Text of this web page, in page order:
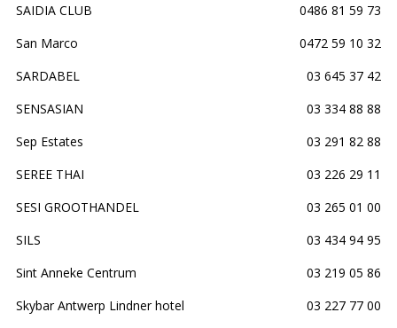
SAIDIA CLUB
0486 81 59 73
San Marco
0472 59 10 32
SARDABEL
03 645 37 42
SENSASIAN
03 334 88 88
Sep Estates
03 291 82 88
SEREE THAI
03 226 29 11
SESI GROOTHANDEL
03 265 01 00
SILS
03 434 94 95
Sint Anneke Centrum
03 219 05 86
Skybar Antwerp Lindner hotel
03 227 77 00